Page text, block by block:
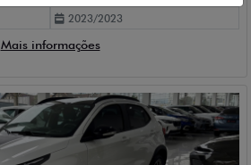
2023/2023
Mais informações